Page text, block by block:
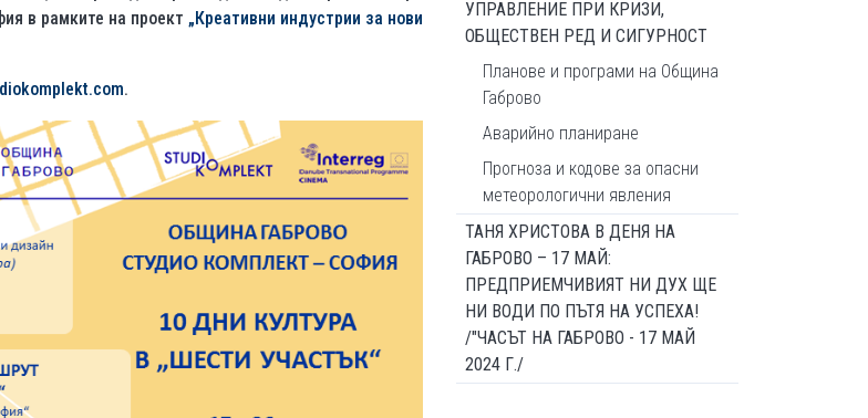
в рамките на проект „Креативни индустрии за нови
.
УПРАВЛЕНИЕ ПРИ КРИЗИ,
ОБЩЕСТВЕН РЕД И СИГУРНОСТ
Планове и програми на Община
Габрово
Аварийно планиране
Прогноза и кодове за опасни
метеорологични явления
ТАНЯ ХРИСТОВА В ДЕНЯ НА
ГАБРОВО – 17 МАЙ:
ПРЕДПРИЕМЧИВИЯТ НИ ДУХ ЩЕ
НИ ВОДИ ПО ПЪТЯ НА УСПЕХА!
/"ЧАСЪТ НА ГАБРОВО - 17 МАЙ
2024 Г./